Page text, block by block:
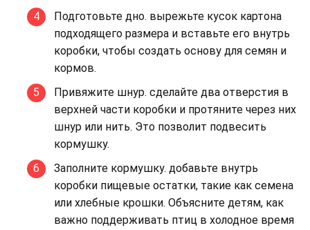
Подготовьте дно. вырежьте кусок картона
подходящего размера и вставьте его внутрь
коробки, чтобы создать основу для семян и
кормов.
Привяжите шнур. сделайте два отверстия в
верхней части коробки и протяните через них
шнур или нить. Это позволит подвесить
кормушку.
Заполните кормушку. добавьте внутрь
коробки пищевые остатки, такие как семена
или хлебные крошки. Объясните детям, как
важно поддерживать птиц в холодное время